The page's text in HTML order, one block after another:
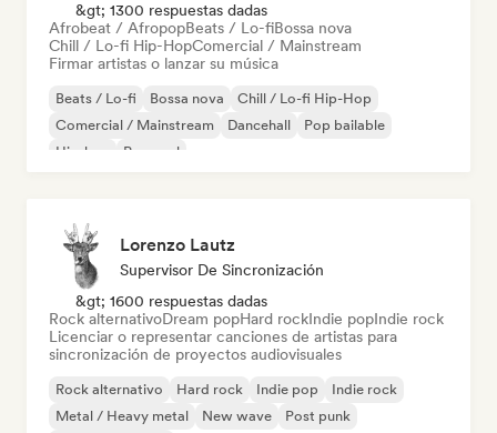
&gt; 1300 respuestas dadas
Afrobeat / AfropopBeats / Lo-fiBossa nova
Chill / Lo-fi Hip-HopComercial / Mainstream
Firmar artistas o lanzar su música
Beats / Lo-fi Bossa nova
Chill / Lo-fi Hip-Hop
Comercial / Mainstream
Dancehall
Pop bailable
Hip-hop
Pop soul
Lorenzo Lautz
Supervisor De Sincronización
&gt; 1600 respuestas dadas
Rock alternativoDream popHard rockIndie popIndie rock
Licenciar o representar canciones de artistas para
sincronización de proyectos audiovisuales
Rock alternativo Hard rock Indie pop
Indie rock
Metal / Heavy metal
New wave
Post punk